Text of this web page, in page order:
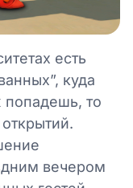
есть
куда
попадешь, то
вечером